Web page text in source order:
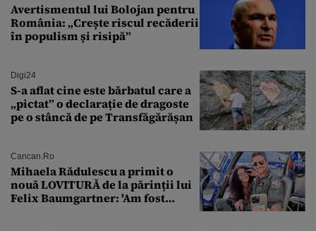
Avertismentul lui Bolojan pentru
România: „Crește riscul recăderii
în populism și risipă”
Digi24
S-a aflat cine este bărbatul care a
„pictat” o declarație de dragoste
pe o stâncă de pe Transfăgărășan
Cancan.ro
Mihaela Rădulescu a primit o
nouă LOVITURĂ de la părinții lui
Felix Baumgartner: 'Am fost